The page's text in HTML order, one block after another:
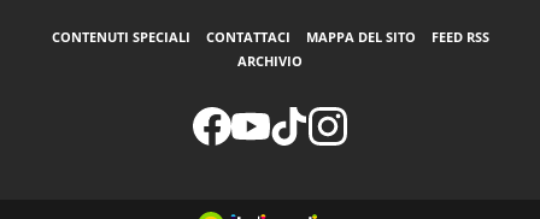
CONTENUTI SPECIALI CONTATTACI MAPPA DEL SITO
FEED RSS
ARCHIVIO